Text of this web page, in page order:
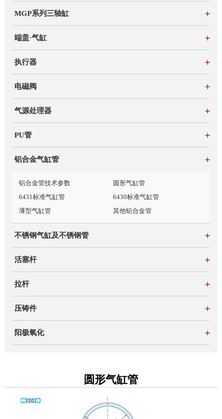
MGP系列三轴缸 +
端盖·气缸 +
执行器 +
电磁阀 +
气源处理器 +
PU管 +
铝合金气缸管 +
铝合金管技术参数
圆形气缸管
6431标准气缸管
6430标准气缸管
薄型气缸管
其他铝合金管
不锈钢气缸及不锈钢管 +
活塞杆 +
拉杆 +
压铸件 +
阳极氧化 +
圆形气缸管